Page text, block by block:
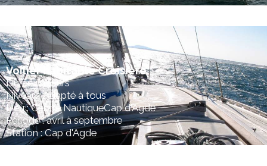
Voilier habitable Croisière
Durée : 5 jours
Niveau : Adapté à tous
Lieu : Centre NautiqueCap d'Agde
Période : avril à septembre
Station : Cap d'Agde